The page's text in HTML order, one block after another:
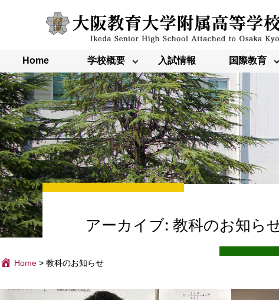
Home 学校概要 入試情報 国際教育
アーカイブ: 教科のお知ら
Home > 教科のお知らせ